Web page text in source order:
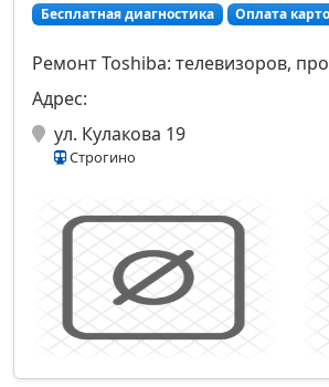
Бесплатная диагностика Оплата
Ремонт Toshiba: телевизоров,
Адрес:
ул. Кулакова 19
Строгино